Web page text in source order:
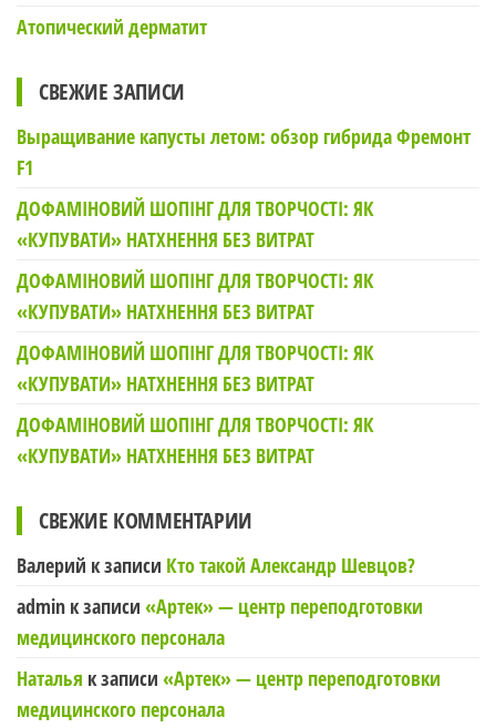
Атопический дерматит
СВЕЖИЕ ЗАПИСИ
Выращивание капусты летом: обзор гибрида Фремонт
F1
ДОФАМІНОВИЙ ШОПІНГ ДЛЯ ТВОРЧОСТІ: ЯК
«КУПУВАТИ» НАТХНЕННЯ БЕЗ ВИТРАТ
ДОФАМІНОВИЙ ШОПІНГ ДЛЯ ТВОРЧОСТІ: ЯК
«КУПУВАТИ» НАТХНЕННЯ БЕЗ ВИТРАТ
ДОФАМІНОВИЙ ШОПІНГ ДЛЯ ТВОРЧОСТІ: ЯК
«КУПУВАТИ» НАТХНЕННЯ БЕЗ ВИТРАТ
ДОФАМІНОВИЙ ШОПІНГ ДЛЯ ТВОРЧОСТІ: ЯК
«КУПУВАТИ» НАТХНЕННЯ БЕЗ ВИТРАТ
СВЕЖИЕ КОММЕНТАРИИ
Валерий к записи Кто такой Александр Шевцов?
admin к записи «Артек» — центр переподготовки
медицинского персонала
Наталья к записи «Артек» — центр переподготовки
медицинского персонала